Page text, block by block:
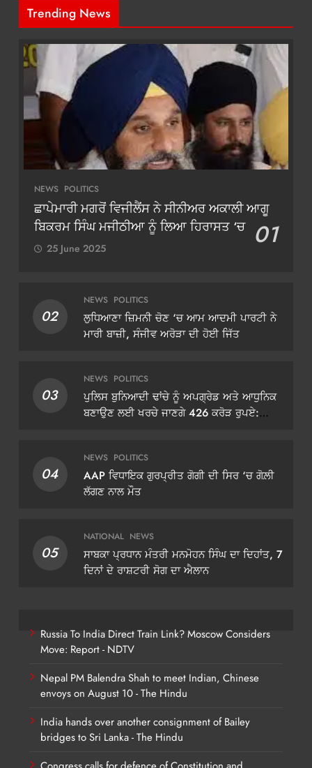
Trending News
NEWS POLITICS
ਛਾਪੇਮਾਰੀ ਮਗਰੋਂ ਵਿਜੀਲੈਂਸ ਨੇ ਸੀਨੀਅਰ ਅਕਾਲੀ ਆਗੂ
ਬਿਕਰਮ ਸਿੰਘ ਮਜੀਠੀਆ ਨੂੰ ਲਿਆ ਹਿਰਾਸਤ ‘ਚ 01
25 June 2025
02
NEWS POLITICS
ਲੁਧਿਆਣਾ ਜ਼ਿਮਨੀ ਚੋਣ ‘ਚ ਆਮ ਆਦਮੀ ਪਾਰਟੀ ਨੇ
ਮਾਰੀ ਬਾਜ਼ੀ, ਸੰਜੀਵ ਅਰੋੜਾ ਦੀ ਹੋਈ ਜਿੱਤ
03
NEWS POLITICS
ਪੁਲਿਸ ਬੁਨਿਆਦੀ ਢਾਂਚੇ ਨੂੰ ਅਪਗ੍ਰੇਡ ਅਤੇ ਆਧੁਨਿਕ
ਬਣਾਉਣ ਲਈ ਖਰਚੇ ਜਾਣਗੇ 426 ਕਰੋੜ ਰੁਪਏ:
04
NEWS POLITICS
AAP ਵਿਧਾਇਕ ਗੁਰਪ੍ਰੀਤ ਗੋਗੀ ਦੀ ਸਿਰ ‘ਚ ਗੋਲ਼ੀ
ਲੱਗਣ ਨਾਲ ਮੌਤ
05
NATIONAL NEWS
ਸਾਬਕਾ ਪ੍ਰਧਾਨ ਮੰਤਰੀ ਮਨਮੋਹਨ ਸਿੰਘ ਦਾ ਦਿਹਾਂਤ, 7
ਦਿਨਾਂ ਦੇ ਰਾਸ਼ਟਰੀ ਸੋਗ ਦਾ ਐਲਾਨ
Russia To India Direct Train Link? Moscow Considers
Move: Report - NDTV
Nepal PM Balendra Shah to meet Indian, Chinese
envoys on August 10 - The Hindu
India hands over another consignment of Bailey
bridges to Sri Lanka - The Hindu